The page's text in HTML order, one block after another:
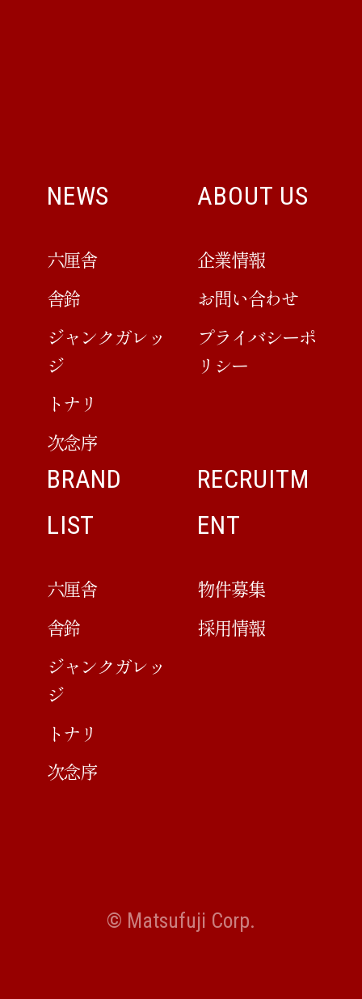
NEWS
六厘舎
舎鈴
ジャンクガレッ
ジ
トナリ
次念序
ABOUT US
企業情報
お問い合わせ
プライバシーポ
リシー
BRAND
LIST
六厘舎
舎鈴
ジャンクガレッ
ジ
トナリ
次念序
RECRUITM
ENT
物件募集
採用情報
© Matsufuji Corp.